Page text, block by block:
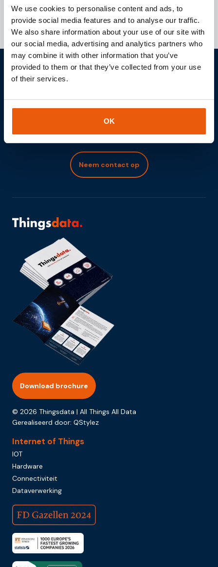
We use cookies to personalise content and ads, to
provide social media features and to analyse our traffic.
We also share information about your use of our site with
our social media, advertising and analytics partners who
may combine it with other information that you’ve
provided to them or that they’ve collected from your use
of their services.
OK
Downloaden
Samen uw IOT project
projecten bespreken.
Neem contact op
Download brochure
© 2026 Thingsdata | All Things All Data
Gerealiseerd door: QStylez
Internet of Things
IOT
Hardware
Connectiviteit
Dataverwerking